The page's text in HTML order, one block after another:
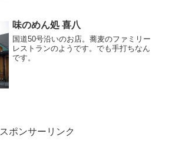
味のめん処 喜八
国道50号沿いのお店。蕎麦のファミリー
レストランのようです。でも手打ちなん
です。
スポンサーリンク